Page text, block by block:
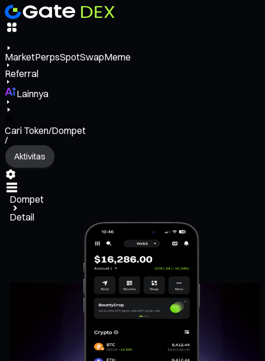
MarketPerpsSpotSwapMeme
Referral
Lainnya
Cari Token/Dompet
/
Aktivitas
Dompet
Detail